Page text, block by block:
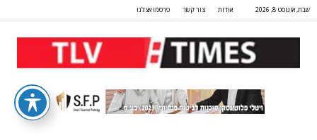
שבת, אוגוסט 8, 2026 אודות צור קשר פרסמו אצלנו